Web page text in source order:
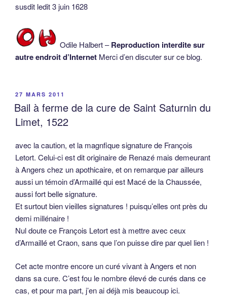
susdit ledit 3 juin 1628
Odile Halbert –Reproduction interdite sur
autre endroit d’Internet Merci d’en discuter sur ce blog.
PUBLIÉ
LE
27 MARS 2011
Bail à ferme de la cure de Saint Saturnin du
Limet, 1522
avec la caution, et la magnfique signature de François
Letort. Celui-ci est dit originaire de Renazé mais demeurant
à Angers chez un apothicaire, et on remarque par ailleurs
aussi un témoin d’Armaillé qui est Macé de la Chaussée,
aussi fort belle signature.
Et surtout bien vieilles signatures ! puisqu’elles ont près du
demi millénaire !
Nul doute ce François Letort est à mettre avec ceux
d’Armaillé et Craon, sans que l’on puisse dire par quel lien !
Cet acte montre encore un curé vivant à Angers et non
dans sa cure. C’est fou le nombre élevé de curés dans ce
cas, et pour ma part, j’en ai déjà mis beaucoup ici.